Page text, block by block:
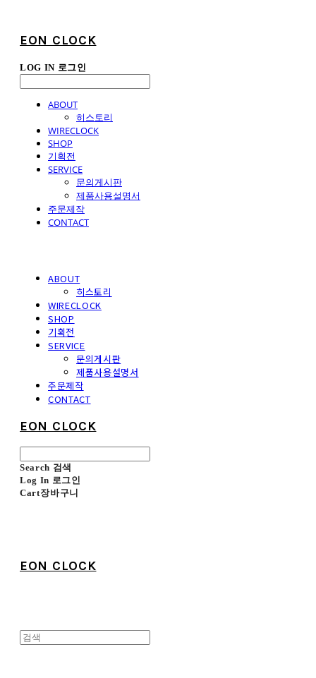
EON CLOCK
LOG IN 로그인
ABOUT
히스토리
WIRECLOCK
SHOP
기획전
SERVICE
문의게시판
제품사용설명서
주문제작
CONTACT
ABOUT
히스토리
WIRECLOCK
SHOP
기획전
SERVICE
문의게시판
제품사용설명서
주문제작
CONTACT
EON CLOCK
Search 검색
Log In 로그인
Cart장바구니
EON CLOCK